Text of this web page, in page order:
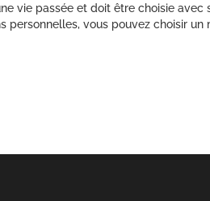
vie passée et doit être choisie avec
personnelles, vous pouvez choisir un